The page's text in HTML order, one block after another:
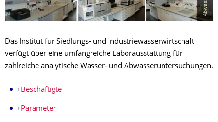
Das Institut für Siedlungs- und Industriewasserwirtschaft
verfügt über eine umfangreiche Laborausstattung für
zahlreiche analytische Wasser- und Abwasseruntersuchungen.
Beschäftigte
Parameter